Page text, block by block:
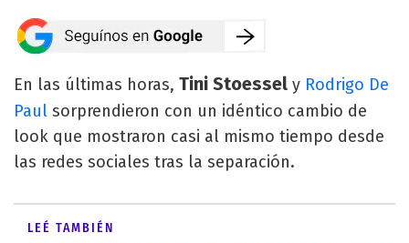
En las últimas horas, Tini Stoessel y Rodrigo De
Paul sorprendieron con un idéntico cambio de
look que mostraron casi al mismo tiempo desde
las redes sociales tras la separación.
LEÉ TAMBIÉN